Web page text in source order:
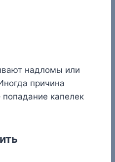
надломы или
причина
капелек